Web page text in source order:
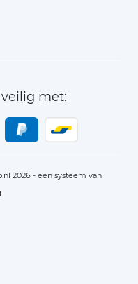
met:
2026 - een systeem van